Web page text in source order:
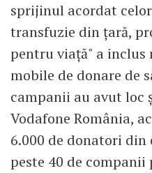
sprijinul acordat
transfuzie din țară,
pentru viață" a inclus
mobile de donare de
campanii au avut loc
Vodafone România,
6.000 de donatori
peste 40 de